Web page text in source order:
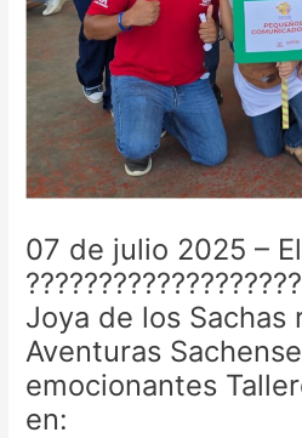
07 de julio 2025 – El
Joya de los Sachas
Aventuras
emocionantes
en: